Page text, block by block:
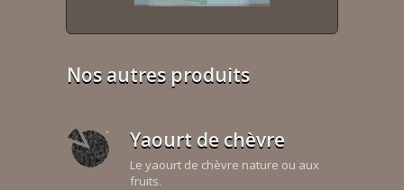
Nos autres produits
Yaourt de chèvre
Le yaourt de chèvre nature ou aux
fruits.